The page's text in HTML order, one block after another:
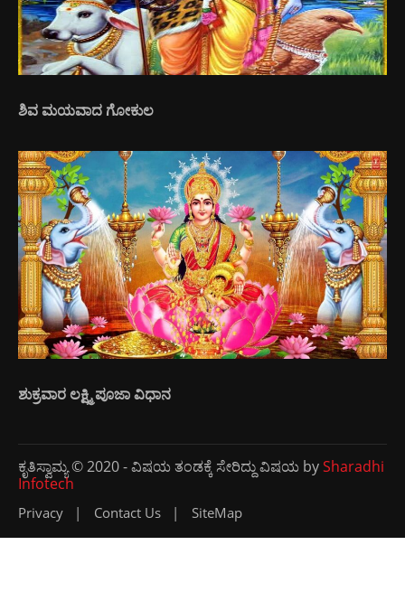
ಶಿವ ಮಯವಾದ ಗೋಕುಲ
ಶುಕ್ರವಾರ ಲಕ್ಷ್ಮಿ ಪೂಜಾ ವಿಧಾನ
ಕೃತಿಸ್ವಾಮ್ಯ © 2020 - ವಿಷಯ ತಂಡಕ್ಕೆ ಸೇರಿದ್ದು ವಿಷಯ bySharadhi
Infotech
Privacy Contact Us SiteMap